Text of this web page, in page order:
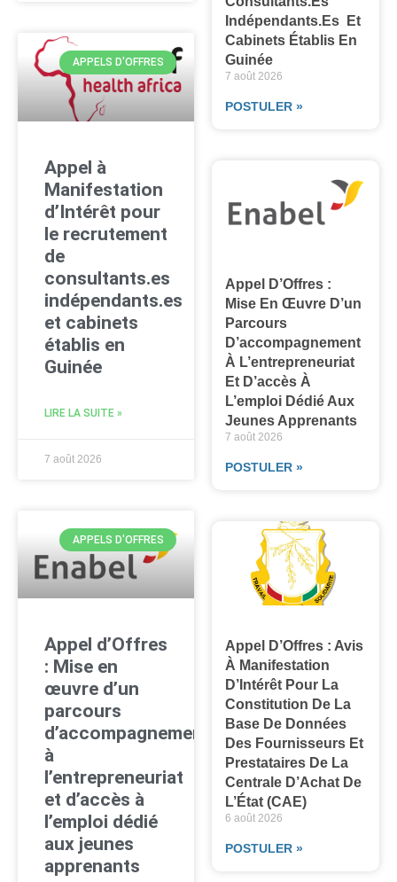
APPELS D'OFFRES
Appel à
Manifestation
d’Intérêt pour
le recrutement
de
consultants.es
indépendants.es
et cabinets
établis en
Guinée
LIRE LA SUITE »
7 août 2026
APPELS D'OFFRES
Appel d’Offres
: Mise en
œuvre d’un
parcours
d’accompagnement
à
l’entrepreneuriat
et d’accès à
l’emploi dédié
aux jeunes
apprenants
Indépendants.es Et
Cabinets Établis En
Guinée
7 août 2026
POSTULER »
Appel D’Offres :
Mise En Œuvre D’un
Parcours
D’accompagnement
À L’entrepreneuriat
Et D’accès À
L’emploi Dédié Aux
Jeunes Apprenants
7 août 2026
POSTULER »
Appel D’Offres : Avis
À Manifestation
D’Intérêt Pour La
Constitution De La
Base De Données
Des Fournisseurs Et
Prestataires De La
Centrale D’Achat De
L’État (CAE)
6 août 2026
POSTULER »